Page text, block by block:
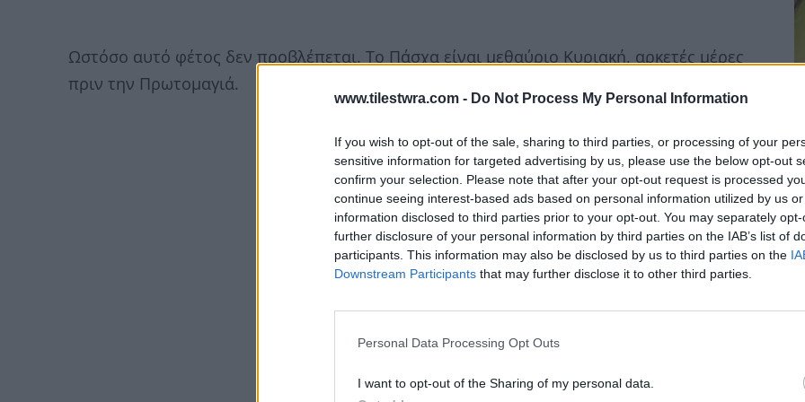
www.tilestwra.com - Do Not Process My Personal Information
If you wish to opt-out of the sale, sharing to third parties, or processing of your
sensitive information for targeted advertising by us, please use the below opt-out
confirm your selection. Please note that after your opt-out request is processed
continue seeing interest-based ads based on personal information utilized by us
information disclosed to third parties prior to your opt-out. You may separately
further disclosure of your personal information by third parties on the IAB’s list of
participants. This information may also be disclosed by us to third parties on the
Downstream Participants that may further disclose it to other third parties.
Personal Data Processing Opt Outs
I want to opt-out of the Sharing of my personal data.
Ωστόσο αυτό φέτος δεν προβλέπεται. Το Πάσχα είναι μεθαύριο Κυριακή, αρκετές μέρες
πριν την Πρωτομαγιά.